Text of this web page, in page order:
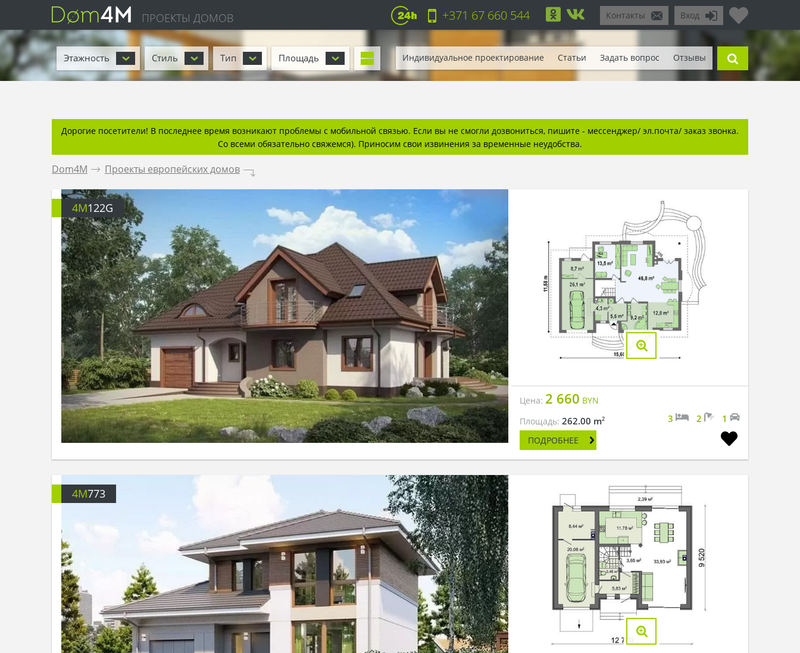
ПРОЕКТЫ ДОМОВ Вход
Контакты
+371 67 660 544
Этажность Стиль Тип Площадь Индивидуальное проектирование Статьи Задать вопрос Отзывы
Дорогие посетители! В последнее время возникают проблемы с мобильной связью. Если вы не смогли дозвониться, пишите - мессенджер/ эл.почта/ заказ звонка.
Со всеми обязательно свяжемся). Приносим свои извинения за временные неудобства.
Dom4M . Проекты европейских домов .
4M122G
Цена: 2 660 BYN
Площадь:262.00 m2 3 2 1
ПОДРОБНЕЕ
4M773